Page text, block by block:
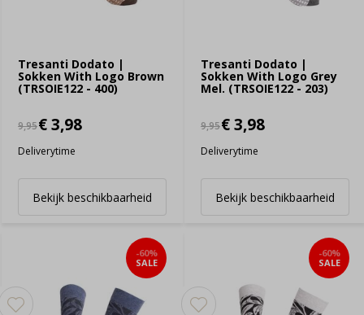
Tresanti Dodato |
Sokken With Logo Brown
(TRSOIE122 - 400)
9,95€ 3,98
Deliverytime
Bekijk beschikbaarheid
Tresanti Dodato |
Sokken With Logo Grey
Mel. (TRSOIE122 - 203)
9,95€ 3,98
Deliverytime
Bekijk beschikbaarheid
-60%
SALE
-60%
SALE